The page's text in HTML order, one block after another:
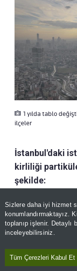
Sizlere daha iyi hizmet
konumlandırmaktayız.
toplanıp işlenir.
inceleyebilirsiniz.
Tüm Çerezleri Kabul Et
1 yılda tablo
ilçeler
İstanbul'daki
kirliliği
şekilde:
İstasyonlar
Aksaray